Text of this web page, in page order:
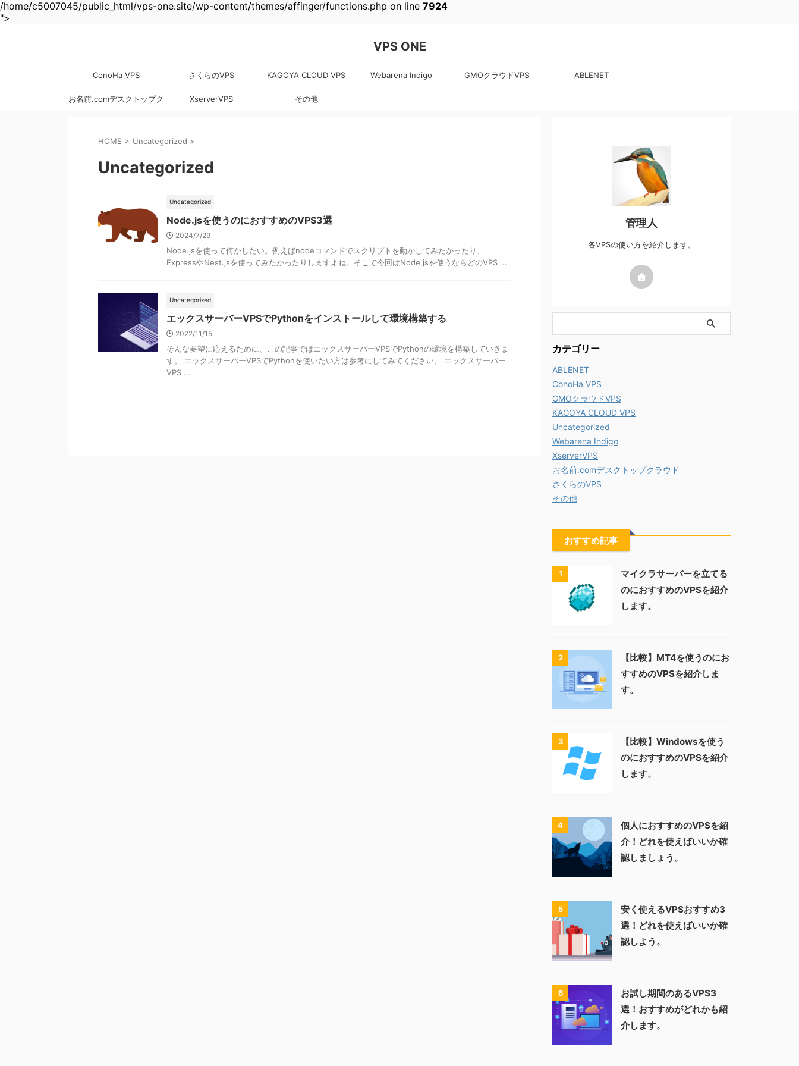
/home/c5007045/public_html/vps-one.site/wp-content/themes/affinger/functions.php on line 7924
">
VPS ONE
ConoHa VPS さくらのVPS KAGOYA CLOUD VPS Webarena Indigo GMOクラウドVPS ABLENET
お名前.comデスクトップク XserverVPS その他
HOME > Uncategorized >
Uncategorized
Uncategorized
Node.jsを使うのにおすすめのVPS3選
2024/7/29
Node.jsを使って何かしたい。例えばnodeコマンドでスクリプトを動かしてみたかったり、
ExpressやNest.jsを使ってみたかったりしますよね。そこで今回はNode.jsを使うならどのVPS ...
Uncategorized
エックスサーバーVPSでPythonをインストールして環境構築する
2022/11/15
そんな要望に応えるために、この記事ではエックスサーバーVPSでPythonの環境を構築していきま
す。 エックスサーバーVPSでPythonを使いたい方は参考にしてみてください。 エックスサーバー
VPS ...
管理人
各VPSの使い方を紹介します。
カテゴリー
ABLENET
ConoHa VPS
GMOクラウドVPS
KAGOYA CLOUD VPS
Uncategorized
Webarena Indigo
XserverVPS
お名前.comデスクトップクラウド
さくらのVPS
その他
おすすめ記事
1
マイクラサーバーを立てる
のにおすすめのVPSを紹介
します。
2
【比較】MT4を使うのにお
すすめのVPSを紹介しま
す。
3
【比較】Windowsを使う
のにおすすめのVPSを紹介
します。
4
個人におすすめのVPSを紹
介！どれを使えばいいか確
認しましょう。
5
安く使えるVPSおすすめ3
選！どれを使えばいいか確
認しよう。
6
お試し期間のあるVPS3
選！おすすめがどれかも紹
介します。